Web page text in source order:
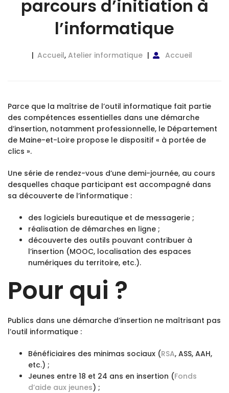
parcours d’initiation à
l’informatique
Accueil, Atelier informatique Accueil
Parce que la maîtrise de l’outil informatique fait partie
des compétences essentielles dans une démarche
d’insertion, notamment professionnelle, le Département
de Maine-et-Loire propose le dispositif « à portée de
clics ».
Une série de rendez-vous d’une demi-journée, au cours
desquelles chaque participant est accompagné dans
sa découverte de l’informatique :
des logiciels bureautique et de messagerie ;
réalisation de démarches en ligne ;
découverte des outils pouvant contribuer à
l’insertion (MOOC, localisation des espaces
numériques du territoire, etc.).
Pour qui ?
Publics dans une démarche d’insertion ne maîtrisant pas
l’outil informatique :
Bénéficiaires des minimas sociaux (RSA, ASS, AAH,
etc.) ;
Jeunes entre 18 et 24 ans en insertion (Fonds
d’aide aux jeunes) ;